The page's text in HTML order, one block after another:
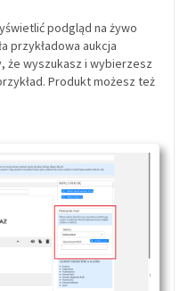
podgląd na żywo
przykładowa aukcja
że wyszukasz i wybierzesz
Produkt możesz też